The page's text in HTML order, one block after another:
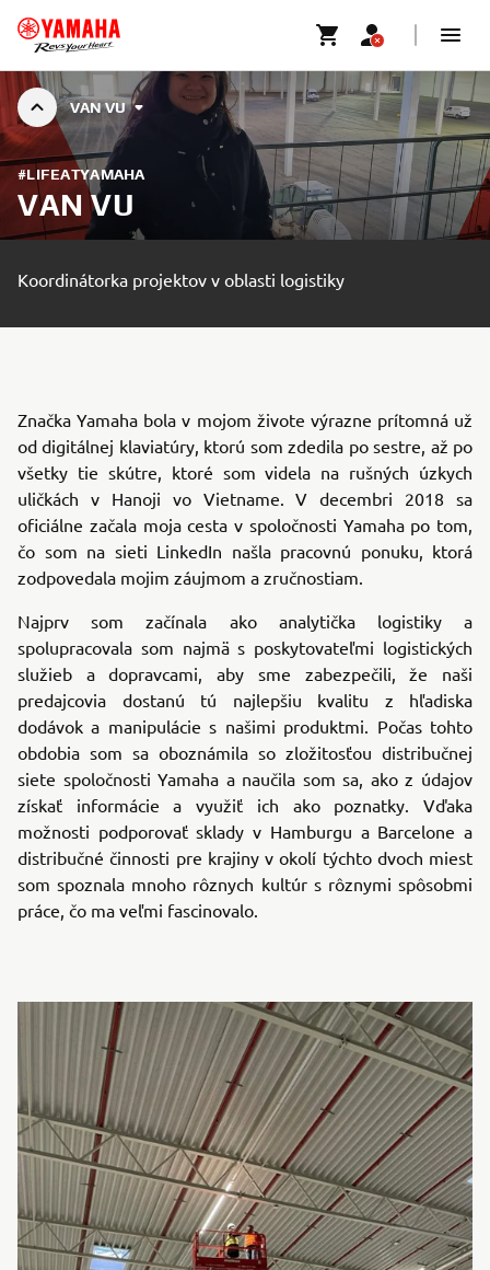
VAN VU
#LIFEATYAMAHA
VAN VU
Koordinátorka projektov v oblasti logistiky
Značka Yamaha bola v mojom živote výrazne prítomná už
od digitálnej klaviatúry, ktorú som zdedila po sestre, až po
všetky tie skútre, ktoré som videla na rušných úzkych
uličkách v Hanoji vo Vietname. V decembri 2018 sa
oficiálne začala moja cesta v spoločnosti Yamaha po tom,
čo som na sieti LinkedIn našla pracovnú ponuku, ktorá
zodpovedala mojim záujmom a zručnostiam.
Najprv som začínala ako analytička logistiky a
spolupracovala som najmä s poskytovateľmi logistických
služieb a dopravcami, aby sme zabezpečili, že naši
predajcovia dostanú tú najlepšiu kvalitu z hľadiska
dodávok a manipulácie s našimi produktmi. Počas tohto
obdobia som sa oboznámila so zložitosťou distribučnej
siete spoločnosti Yamaha a naučila som sa, ako z údajov
získať informácie a využiť ich ako poznatky. Vďaka
možnosti podporovať sklady v Hamburgu a Barcelone a
distribučné činnosti pre krajiny v okolí týchto dvoch miest
som spoznala mnoho rôznych kultúr s rôznymi spôsobmi
práce, čo ma veľmi fascinovalo.